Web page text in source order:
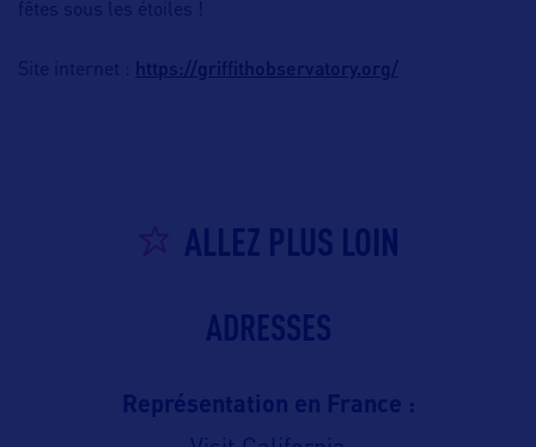
fêtes sous les étoiles !
Site internet : https://griffithobservatory.org/
ALLEZ PLUS LOIN
ADRESSES
Représentation en France :